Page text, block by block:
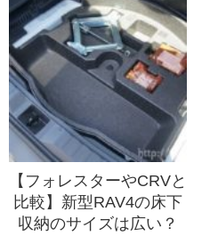
【フォレスターやCRVと
比較】新型RAV4の床下
収納のサイズは広い？